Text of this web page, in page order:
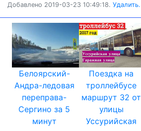
Добавлено 2019-03-23 10:49:18. Удалить.
Белоярский-
Андра-ледовая
переправа-
Сергино за 5
минут
Поездка на
троллейбусе
маршрут 32 от
улицы
Уссурийская